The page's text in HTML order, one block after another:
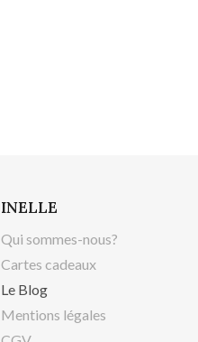
INELLE
Qui sommes-nous?
Cartes cadeaux
Le Blog
Mentions légales